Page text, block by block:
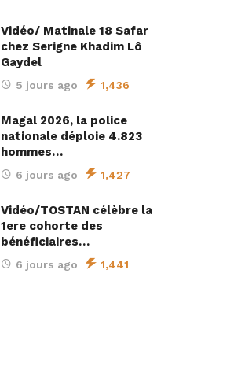
Vidéo/ Matinale 18 Safar
chez Serigne Khadim Lô
Gaydel
5 jours ago 1,436
Magal 2026, la police
nationale déploie 4.823
hommes…
6 jours ago 1,427
Vidéo/TOSTAN célèbre la
1ere cohorte des
bénéficiaires…
6 jours ago 1,441